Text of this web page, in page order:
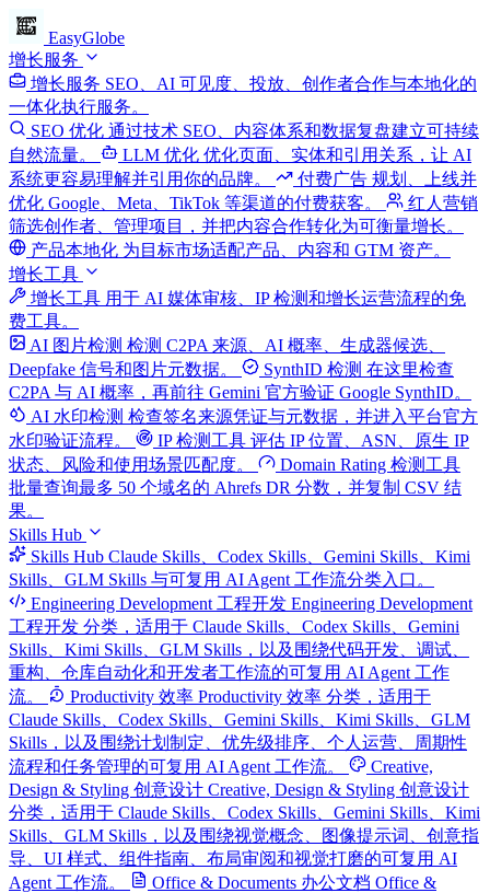
EasyGlobe
增长服务
增长服务 SEO、AI 可见度、投放、创作者合作与本地化的
一体化执行服务。
SEO 优化 通过技术 SEO、内容体系和数据复盘建立可持续
自然流量。
LLM 优化 优化页面、实体和引用关系，让 AI
系统更容易理解并引用你的品牌。
付费广告 规划、上线并
优化 Google、Meta、TikTok 等渠道的付费获客。
红人营销
筛选创作者、管理项目，并把内容合作转化为可衡量增长。
产品本地化 为目标市场适配产品、内容和 GTM 资产。
增长工具
增长工具 用于 AI 媒体审核、IP 检测和增长运营流程的免
费工具。
AI 图片检测 检测 C2PA 来源、AI 概率、生成器候选、
Deepfake 信号和图片元数据。
SynthID 检测 在这里检查
C2PA 与 AI 概率，再前往 Gemini 官方验证 Google SynthID。
AI 水印检测 检查签名来源凭证与元数据，并进入平台官方
水印验证流程。
IP 检测工具 评估 IP 位置、ASN、原生 IP
状态、风险和使用场景匹配度。
Domain Rating 检测工具
批量查询最多 50 个域名的 Ahrefs DR 分数，并复制 CSV 结
果。
Skills Hub
Skills Hub Claude Skills、Codex Skills、Gemini Skills、Kimi
Skills、GLM Skills 与可复用 AI Agent 工作流分类入口。
Engineering Development 工程开发 Engineering Development
工程开发 分类，适用于 Claude Skills、Codex Skills、Gemini
Skills、Kimi Skills、GLM Skills，以及围绕代码开发、调试、
重构、仓库自动化和开发者工作流的可复用 AI Agent 工作
流。
Productivity 效率 Productivity 效率 分类，适用于
Claude Skills、Codex Skills、Gemini Skills、Kimi Skills、GLM
Skills，以及围绕计划制定、优先级排序、个人运营、周期性
流程和任务管理的可复用 AI Agent 工作流。
Creative,
Design & Styling 创意设计 Creative, Design & Styling 创意设计
分类，适用于 Claude Skills、Codex Skills、Gemini Skills、Kimi
Skills、GLM Skills，以及围绕视觉概念、图像提示词、创意指
导、UI 样式、组件指南、布局审阅和视觉打磨的可复用 AI
Agent 工作流。
Office & Documents 办公文档 Office &